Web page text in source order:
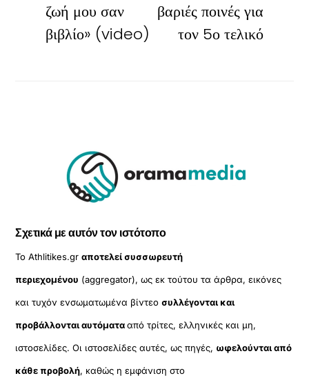
ζωή μου σαν
βιβλίο» (video)
βαριές ποινές για
τον 5ο τελικό
Σχετικά με αυτόν τον ιστότοπο
Το Athlitikes.grαποτελεί συσσωρευτή
περιεχομένου (aggregator), ως εκ τούτου τα άρθρα, εικόνες
και τυχόν ενσωματωμένα βίντεοσυλλέγονται και
προβάλλονται αυτόματααπό τρίτες, ελληνικές και μη,
ιστοσελίδες. Οι ιστοσελίδες αυτές, ως πηγές, ωφελούνται από
κάθε προβολή, καθώς η εμφάνιση στο